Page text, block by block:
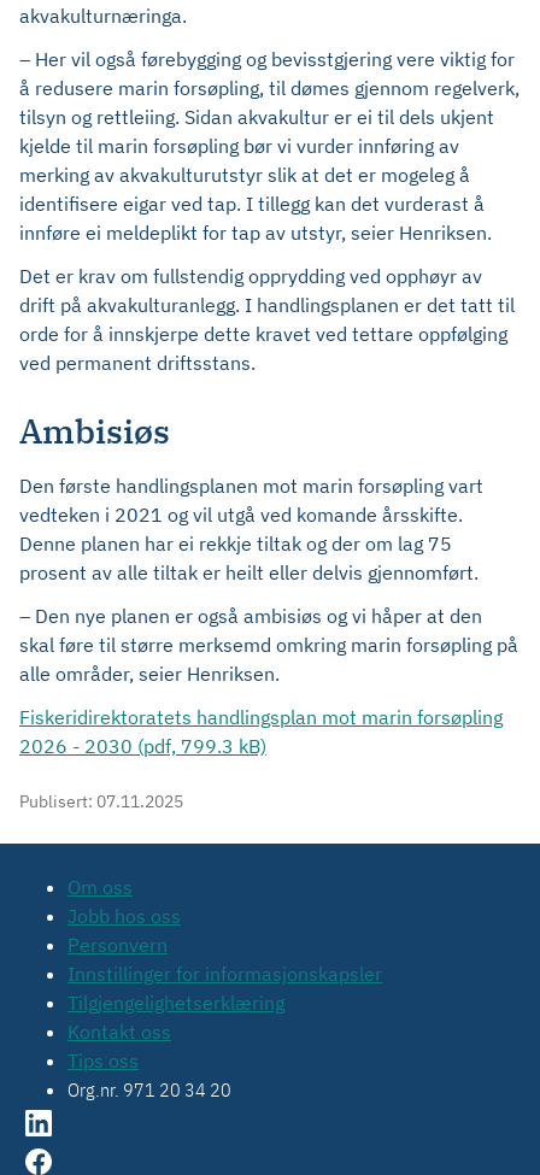
akvakulturnæringa.
– Her vil også førebygging og bevisstgjering vere viktig for
å redusere marin forsøpling, til dømes gjennom regelverk,
tilsyn og rettleiing. Sidan akvakultur er ei til dels ukjent
kjelde til marin forsøpling bør vi vurder innføring av
merking av akvakulturutstyr slik at det er mogeleg å
identifisere eigar ved tap. I tillegg kan det vurderast å
innføre ei meldeplikt for tap av utstyr, seier Henriksen.
Det er krav om fullstendig opprydding ved opphøyr av
drift på akvakulturanlegg. I handlingsplanen er det tatt til
orde for å innskjerpe dette kravet ved tettare oppfølging
ved permanent driftsstans.
Ambisiøs
Den første handlingsplanen mot marin forsøpling vart
vedteken i 2021 og vil utgå ved komande årsskifte.
Denne planen har ei rekkje tiltak og der om lag 75
prosent av alle tiltak er heilt eller delvis gjennomført.
– Den nye planen er også ambisiøs og vi håper at den
skal føre til større merksemd omkring marin forsøpling på
alle områder, seier Henriksen.
Fiskeridirektoratets handlingsplan mot marin forsøpling
2026 - 2030 (pdf, 799.3 kB)
Publisert: 07.11.2025
Om oss
Jobb hos oss
Personvern
Innstillinger for informasjonskapsler
Tilgjengelighetserklæring
Kontakt oss
Tips oss
Org.nr. 971 20 34 20